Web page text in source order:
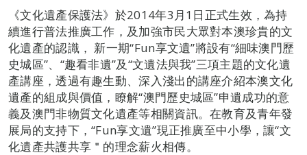
《文化遺產保護法》於2014年3月1日正式生效，為持
續進行普法推廣工作，及加強市民大眾對本澳珍貴的文
化遺產的認識， 新一期“Fun享文遺”將設有“細味澳門歷
史城區”、“趣看非遺”及“文遺法與我”三項主題的文化遺
產講座，透過有趣生動、深入淺出的講座介紹本澳文化
遺產的組成與價值，瞭解“澳門歷史城區”申遺成功的意
義及澳門非物質文化遺產等相關資訊。在教育及青年發
展局的支持下，“Fun享文遺”現正推廣至中小學，讓“文
化遺產共護共享＂的理念薪火相傳。